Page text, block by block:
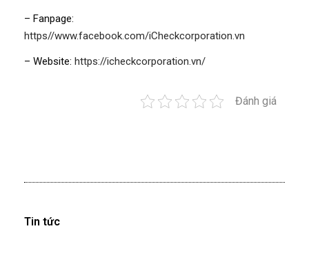
– Fanpage:
https//www.facebook.com/iCheckcorporation.vn
– Website: https://icheckcorporation.vn/
Đánh giá
Tin tức